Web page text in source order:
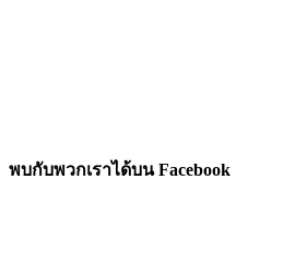
พบกับพวกเราได้บน Facebook